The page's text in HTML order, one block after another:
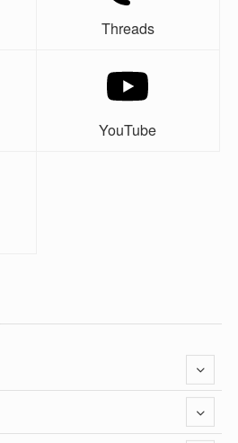
Threads
YouTube